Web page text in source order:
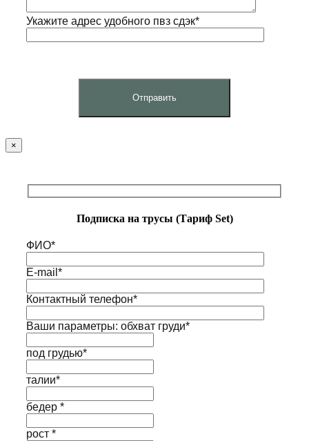
Укажите адрес удобного пвз сдэк*
×
Подписка на трусы (Тариф Set)
ФИО*
E-mail*
Контактный телефон*
Ваши параметры: обхват груди*
под грудью*
талии*
бедер *
рост *